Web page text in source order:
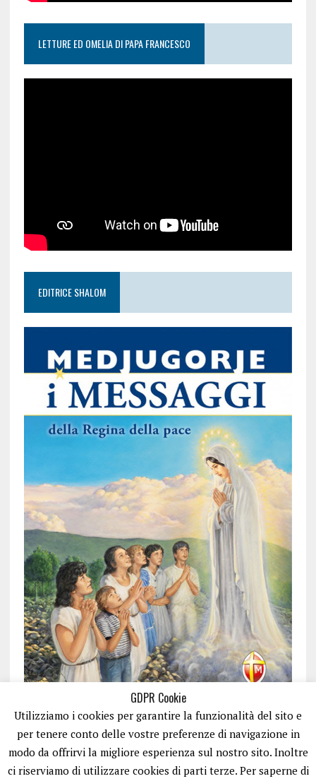
LETTURE ED OMELIA DI PAPA FRANCESCO
EDITRICE SHALOM
GDPR Cookie
Utilizziamo i cookies per garantire la funzionalità del sito e
per tenere conto delle vostre preferenze di navigazione in
modo da offrirvi la migliore esperienza sul nostro sito. Inoltre
ci riserviamo di utilizzare cookies di parti terze. Per saperne di